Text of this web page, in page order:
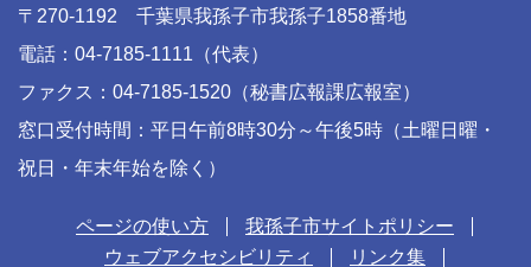
〒270-1192 千葉県我孫子市我孫子1858番地
電話：04-7185-1111（代表）
ファクス：04-7185-1520（秘書広報課広報室）
窓口受付時間：平日午前8時30分～午後5時（土曜日曜・
祝日・年末年始を除く）
ページの使い方
我孫子市サイトポリシー
ウェブアクセシビリティ
リンク集